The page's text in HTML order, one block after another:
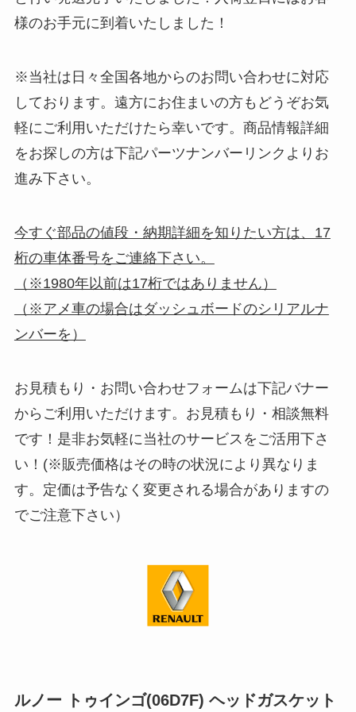
様のお手元に到着いたしました！
※当社は日々全国各地からのお問い合わせに対応
しております。遠方にお住まいの方もどうぞお気
軽にご利用いただけたら幸いです。商品情報詳細
をお探しの方は下記パーツナンバーリンクよりお
進み下さい。
今すぐ部品の値段・納期詳細を知りたい方は、17
桁の車体番号をご連絡下さい。
（※1980年以前は17桁ではありません）
（※アメ車の場合はダッシュボードのシリアルナ
ンバーを）
お見積もり・お問い合わせフォームは下記バナー
からご利用いただけます。お見積もり・相談無料
です！是非お気軽に当社のサービスをご活用下さ
い！(※販売価格はその時の状況により異なりま
す。定価は予告なく変更される場合がありますの
でご注意下さい）
ルノー トゥインゴ(06D7F) ヘッドガスケット